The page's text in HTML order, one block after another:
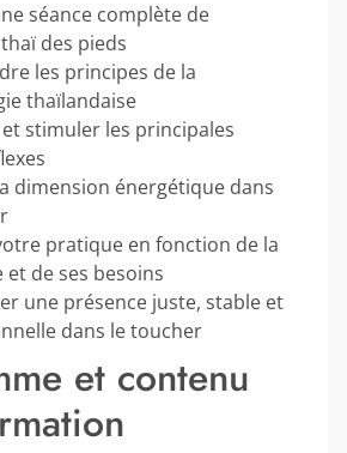
séance complète de
des pieds
les principes de la
thaïlandaise
stimuler les principales
dimension énergétique dans
pratique en fonction de la
et de ses besoins
une présence juste, stable et
dans le toucher
et contenu